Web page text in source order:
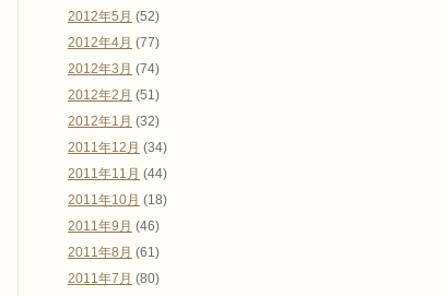
2012年5月 (52)
2012年4月 (77)
2012年3月 (74)
2012年2月 (51)
2012年1月 (32)
2011年12月 (34)
2011年11月 (44)
2011年10月 (18)
2011年9月 (46)
2011年8月 (61)
2011年7月 (80)